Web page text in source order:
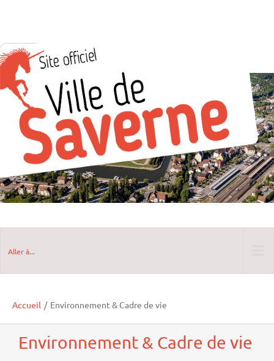
Aller à...
Accueil / Environnement & Cadre de vie
Environnement & Cadre de vie